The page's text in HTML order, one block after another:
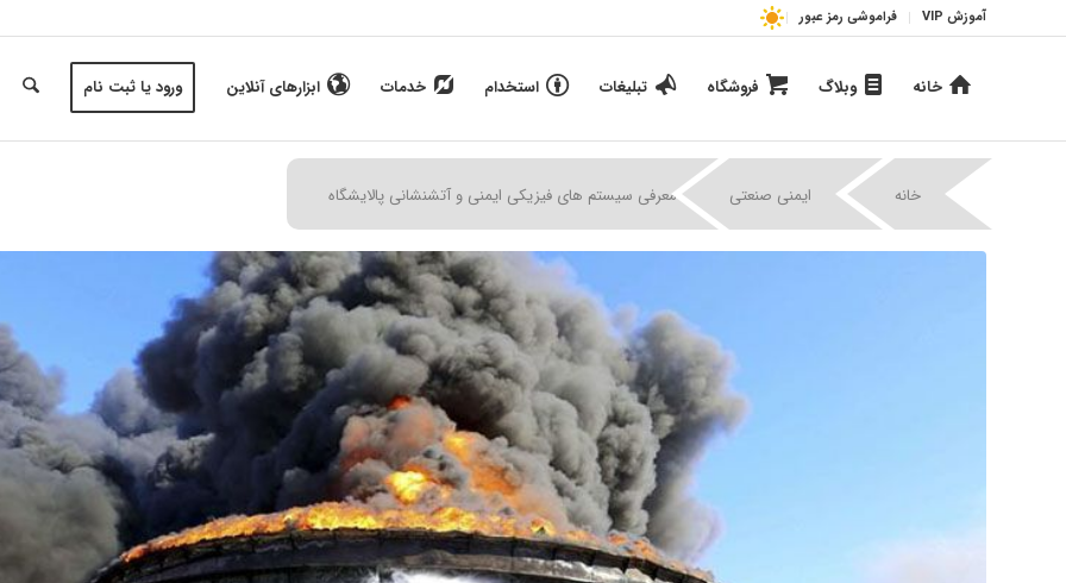
آموزش VIP فراموشی رمز عبور
خانه وبلاگ فروشگاه تبلیغات استخدام خدمات ابزارهای آنلاین ورود یا ثبت نام
خانه ایمنی صنعتی | معرفی سیستم های فیزیکی ایمنی و آتشنشانی پالایشگاه